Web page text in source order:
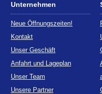
Unternehmen
Neue Öffnungszeiten!
Kontakt
Unser Geschäft
Anfahrt und Lageplan
Unser Team
Unsere Partner